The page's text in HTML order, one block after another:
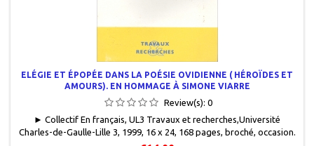
ELÉGIE ET ÉPOPÉE DANS LA POÉSIE OVIDIENNE ( HÉROÏDES ET
AMOURS). EN HOMMAGE À SIMONE VIARRE
Review(s): 0
► Collectif En français, UL3 Travaux et recherches,Université
Charles-de-Gaulle-Lille 3, 1999, 16 x 24, 168 pages, broché, occasion.